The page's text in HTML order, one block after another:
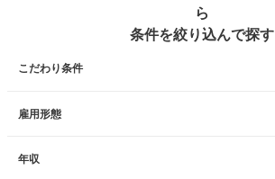
ら
条件を絞り込んで探す
こだわり条件
雇用形態
年収